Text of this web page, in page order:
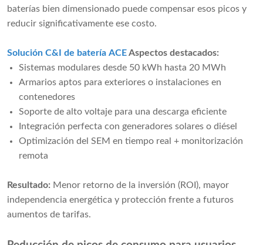
baterías bien dimensionado puede compensar esos picos y
reducir significativamente ese costo.
Solución C&I de batería ACEAspectos destacados:
Sistemas modulares desde 50 kWh hasta 20 MWh
Armarios aptos para exteriores o instalaciones en
contenedores
Soporte de alto voltaje para una descarga eficiente
Integración perfecta con generadores solares o diésel
Optimización del SEM en tiempo real + monitorización
remota
Resultado: Menor retorno de la inversión (ROI), mayor
independencia energética y protección frente a futuros
aumentos de tarifas.